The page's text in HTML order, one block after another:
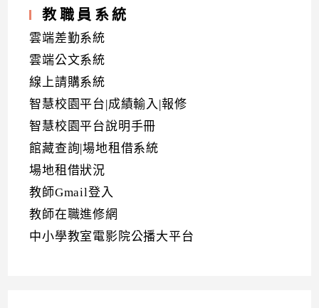
教職員系統
雲端差勤系統
雲端公文系統
線上請購系統
智慧校園平台|成績輸入|報修
智慧校園平台說明手冊
館藏查詢|場地租借系統
場地租借狀況
教師Gmail登入
教師在職進修網
中小學教室電影院公播大平台